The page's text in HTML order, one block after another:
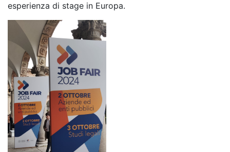
esperienza di stage in Europa.